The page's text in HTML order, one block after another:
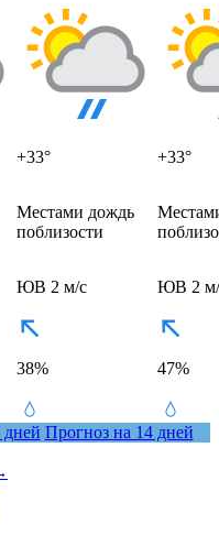
+33° +33°
Местами дождь
поблизости
ЮВ 2 м/с
38%
ЮВ 2
47%
дней Прогноз на 14 дней